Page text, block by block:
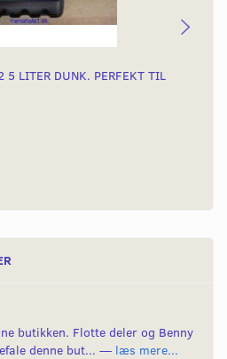
5 LITER DUNK. PERFEKT TIL
butikken. Flotte deler og Benny
denne but... — læs mere...